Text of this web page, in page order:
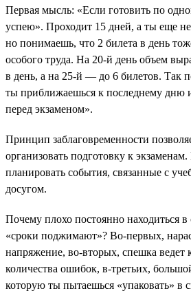
Первая мысль: «Если готовить по
успею». Проходит 15 дней, а ты еще не
но понимаешь, что 2 билета в день
особого труда. На 20-й день объем
в день, а на 25-й — до 6 билетов. Так
ты приближаешься к последнему дню
перед экзаменом».
Принцип заблаговременности
организовать подготовку к
планировать события, связанные с
досугом.
Почему плохо постоянно находиться в
«сроки поджимают»? Во-первых,
напряжение, во-вторых, спешка ведет
количества ошибок, в-третьих,
которую ты пытаешься «упаковать» в